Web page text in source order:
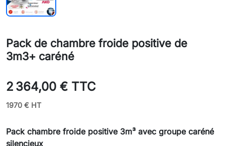
Pack de chambre froide positive de
3m3+ caréné
2 364,00 € TTC
1970 € HT
Pack chambre froide positive 3m³ avec groupe caréné
silencieux